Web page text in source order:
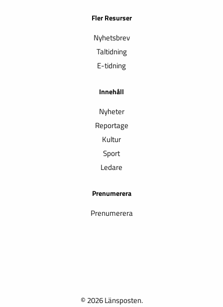
Fler Resurser
Nyhetsbrev
Taltidning
E-tidning
Innehåll
Nyheter
Reportage
Kultur
Sport
Ledare
Prenumerera
Prenumerera
© 2026 Länsposten.